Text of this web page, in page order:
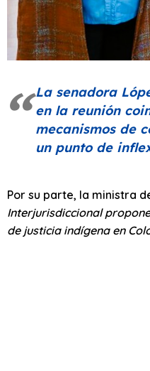
La senadora
en la reunión
mecanismos de
un punto de
Por su parte, la ministra
Interjurisdiccional
de justicia indígena en